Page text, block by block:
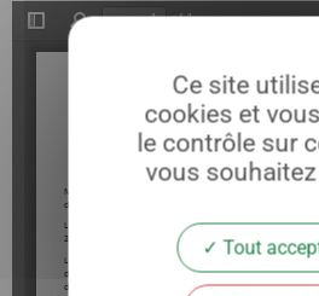
Ce site
cookies et
le contrôle sur
vous
Tout